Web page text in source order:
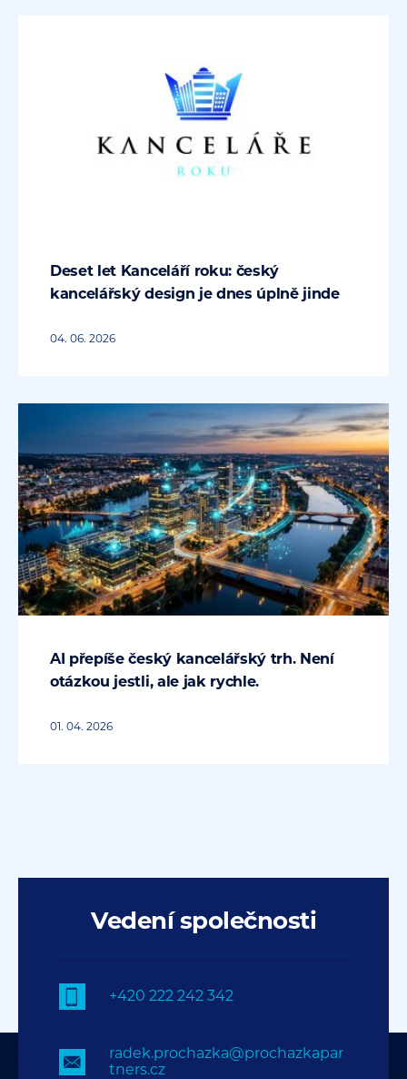
Deset let Kanceláří roku: český
kancelářský design je dnes úplně jinde
04. 06. 2026
AI přepíše český kancelářský trh. Není
otázkou jestli, ale jak rychle.
01. 04. 2026
Vedení společnosti
+420 222 242 342
radek.prochazka@prochazkapar
tners.cz